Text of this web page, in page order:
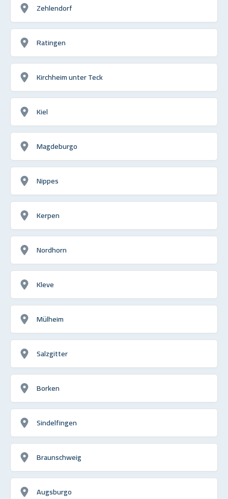
Zehlendorf
Ratingen
Kirchheim unter Teck
Kiel
Magdeburgo
Nippes
Kerpen
Nordhorn
Kleve
Mülheim
Salzgitter
Borken
Sindelfingen
Braunschweig
Augsburgo